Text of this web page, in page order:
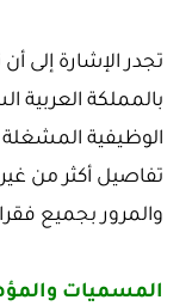
تجدر الإشارة إلى
بالمملكة
الوظيفية
تفاصيل أكثر من
والمرور بجميع
المسميات